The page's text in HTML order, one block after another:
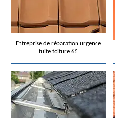
Entreprise de réparation urgence
fuite toiture 65